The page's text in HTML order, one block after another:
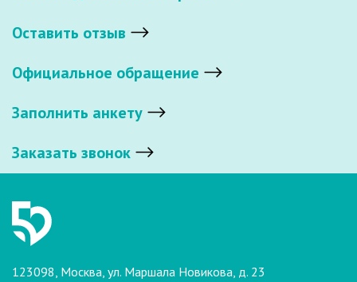
Оставить отзыв
Официальное обращение
Заполнить анкету
Заказать звонок
123098, Москва, ул. Маршала Новикова, д. 23